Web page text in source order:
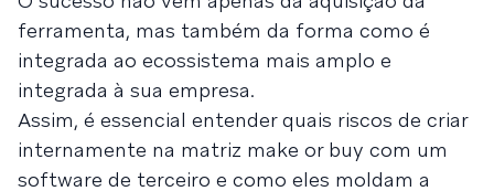
ferramenta, mas também da forma como é
integrada ao ecossistema mais amplo e
integrada à sua empresa.
Assim, é essencial entender quais riscos de criar
internamente na matriz make or buy com um
software de terceiro e como eles moldam a